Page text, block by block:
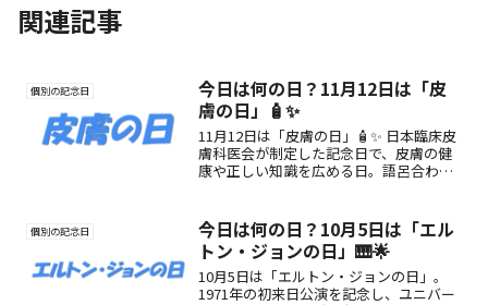
関連記事
個別の記念日
今日は何の日？11月12日は「皮
膚の日」🧴✨
11月12日は「皮膚の日」🧴✨ 日本臨床皮
膚科医会が制定した記念日で、皮膚の健
康や正しい知識を広める日。語呂合わせ
てみましょう。
個別の記念日
今日は何の日？10月5日は「エル
トン・ジョンの日」🎹🌟
10月5日は「エルトン・ジョンの日」。
1971年の初来日公演を記念し、ユニバー